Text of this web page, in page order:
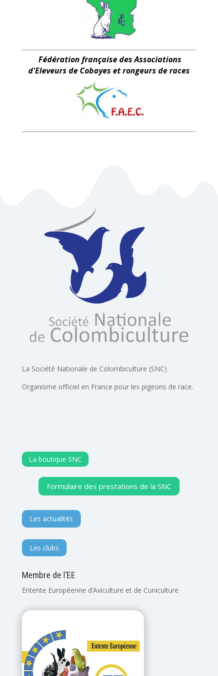
Fédération française des Associations
d'Eleveurs de Cobayes et rongeurs de races
La Société Nationale de Colombiculture (SNC)
Organisme officiel en France pour les pigeons de race.
La boutique SNC
Formulaire des prestations de la SNC
Les actualités
Les clubs
Membre de l’EE
Entente Européenne d’Aviculture et de Cuniculture